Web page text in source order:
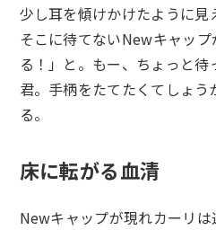
少し耳を傾けかけたように見
そこに待てないNewキャッ
る！」と。もー、ちょっと
君。手柄をたてたくてしょ
る。
床に転がる血清
Newキャップが現れカーリ